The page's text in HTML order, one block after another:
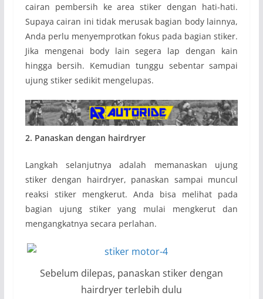
cairan pembersih ke area stiker dengan hati-hati.
Supaya cairan ini tidak merusak bagian body lainnya,
Anda perlu menyemprotkan fokus pada bagian stiker.
Jika mengenai body lain segera lap dengan kain
hingga bersih. Kemudian tunggu sebentar sampai
ujung stiker sedikit mengelupas.
2. Panaskan dengan hairdryer
Langkah selanjutnya adalah memanaskan ujung
stiker dengan hairdryer, panaskan sampai muncul
reaksi stiker mengkerut. Anda bisa melihat pada
bagian ujung stiker yang mulai mengkerut dan
mengangkatnya secara perlahan.
Sebelum dilepas, panaskan stiker dengan
hairdryer terlebih dulu